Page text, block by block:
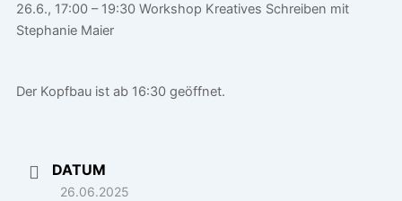
26.6., 17:00 – 19:30 Workshop Kreatives Schreiben mit
Stephanie Maier
Der Kopfbau ist ab 16:30 geöffnet.
DATUM
26.06.2025